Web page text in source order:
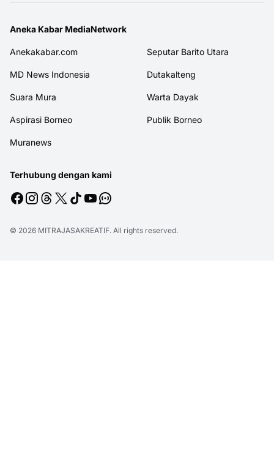
Aneka Kabar MediaNetwork
Anekakabar.com Seputar Barito Utara
MD News Indonesia Dutakalteng
Suara Mura Warta Dayak
Aspirasi Borneo Publik Borneo
Muranews
Terhubung dengan kami
© 2026 MITRAJASAKREATIF. All rights reserved.